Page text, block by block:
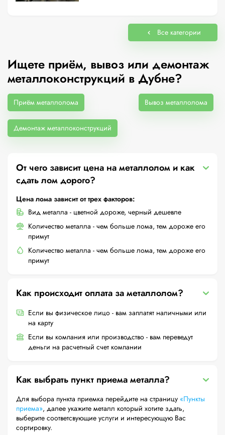
Все категории
Ищете приём, вывоз или демонтаж
металлоконструкций в Дубне?
Приём металлолома Вывоз металлолома
Демонтаж металлоконструкций
От чего зависит цена на металлолом и как
сдать лом дорого?
Цена лома зависит от трех факторов:
Вид металла - цветной дороже, черный дешевле
Количество металла - чем больше лома, тем дороже его
примут
Количество металла - чем больше лома, тем дороже его
примут
Как происходит оплата за металлолом?
Если вы физическое лицо - вам заплатят наличными или
на карту
Если вы компания или производство - вам переведут
деньги на расчетный счет компании
Как выбрать пункт приема металла?
Для выбора пункта приемка перейдите на страницу «Пункты
приема», далее укажите металл который хотите здать,
выберите соответсвующие услуги и интересующую Вас
сортировку.